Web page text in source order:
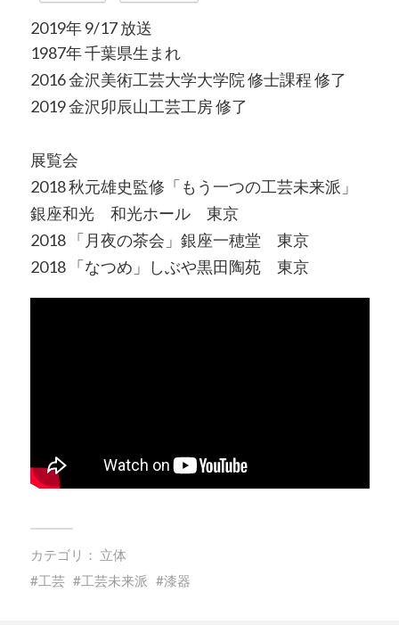
2019年 9/17 放送
1987年 千葉県生まれ
2016 金沢美術工芸大学大学院 修士課程 修了
2019 金沢卯辰山工芸工房 修了
展覧会
2018 秋元雄史監修「もう一つの工芸未来派」
銀座和光 和光ホール 東京
2018 「月夜の茶会」銀座一穂堂 東京
2018 「なつめ」しぶや黒田陶苑 東京
カテゴリ： 立体
工芸
工芸未来派 漆器